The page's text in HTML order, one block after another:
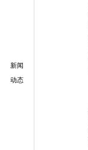
新闻
动态